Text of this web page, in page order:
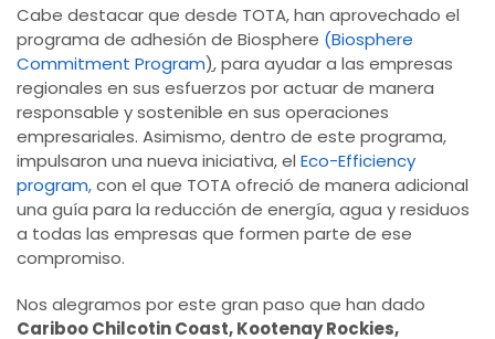
Cabe destacar que desde TOTA, han aprovechado el
programa de adhesión de Biosphere (Biosphere
Commitment Program), para ayudar a las empresas
regionales en sus esfuerzos por actuar de manera
responsable y sostenible en sus operaciones
empresariales. Asimismo, dentro de este programa,
impulsaron una nueva iniciativa, el Eco-Efficiency
program,con el que TOTA ofreció de manera adicional
una guía para la reducción de energía, agua y residuos
a todas las empresas que formen parte de ese
compromiso.
Nos alegramos por este gran paso que han dado
Cariboo Chilcotin Coast, Kootenay Rockies,